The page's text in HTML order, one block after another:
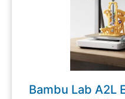
Bambu Lab A2L